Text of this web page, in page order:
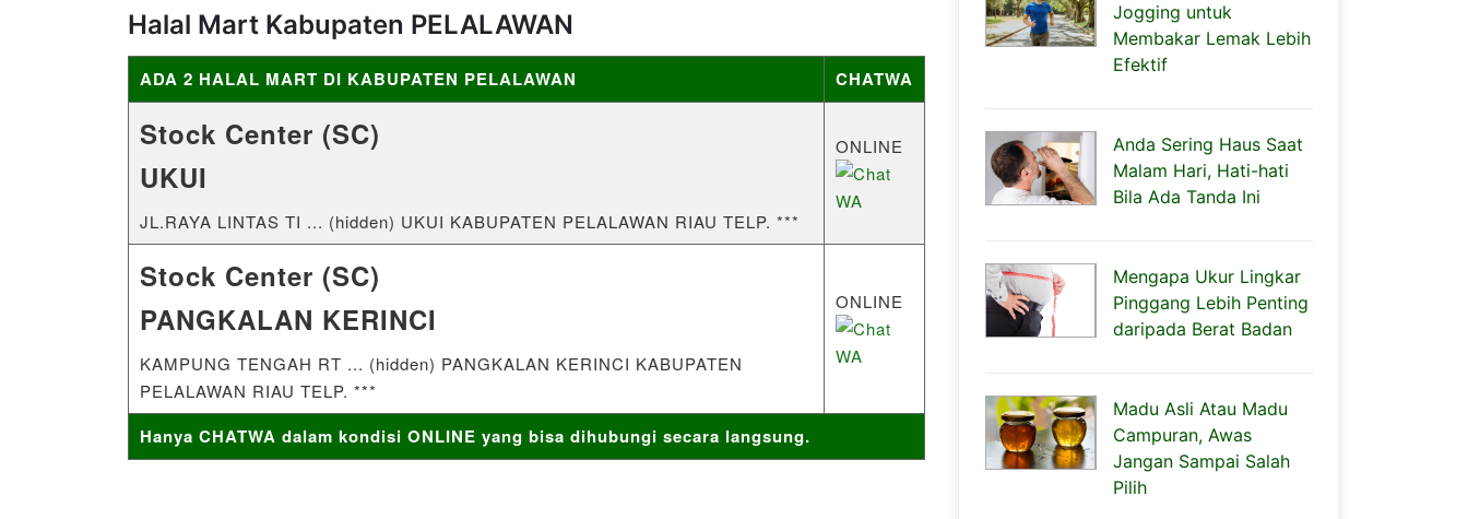
Halal Mart Kabupaten PELALAWAN
ADA 2 HALAL MART DI KABUPATEN PELALAWAN CHATWA
Stock Center (SC)
UKUI
JL.RAYA LINTAS TI ... (hidden) UKUI KABUPATEN PELALAWAN RIAU TELP. ***
ONLINE
Stock Center (SC)
PANGKALAN KERINCI
KAMPUNG TENGAH RT ... (hidden) PANGKALAN KERINCI KABUPATEN
PELALAWAN RIAU TELP. ***
ONLINE
Hanya CHATWA dalam kondisi ONLINE yang bisa dihubungi secara langsung.
Jogging untuk
Membakar Lemak Lebih
Efektif
Anda Sering Haus Saat
Malam Hari, Hati-hati
Bila Ada Tanda Ini
Mengapa Ukur Lingkar
Pinggang Lebih Penting
daripada Berat Badan
Madu Asli Atau Madu
Campuran, Awas
Jangan Sampai Salah
Pilih